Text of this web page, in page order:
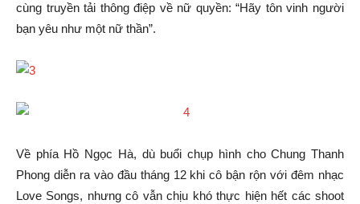
cùng truyền tải thông điệp về nữ quyền: “Hãy tôn vinh người
bạn yêu như một nữ thần”.
Về phía Hồ Ngọc Hà, dù buổi chụp hình cho Chung Thanh
Phong diễn ra vào đầu tháng 12 khi cô bận rộn với đêm nhạc
Love Songs, nhưng cô vẫn chịu khó thực hiện hết các shoot